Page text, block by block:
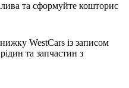
та сформуйте кошторис
WestCars із записом
та запчастин з